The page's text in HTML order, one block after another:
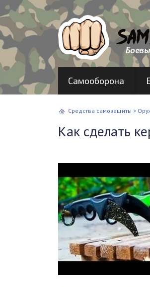
Самооборона
Средства самозащиты >
Как сделать